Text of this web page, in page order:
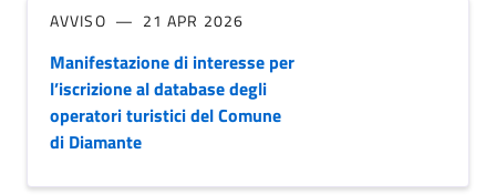
AVVISO 21 APR 2026
Manifestazione di interesse per
l’iscrizione al database degli
operatori turistici del Comune
di Diamante